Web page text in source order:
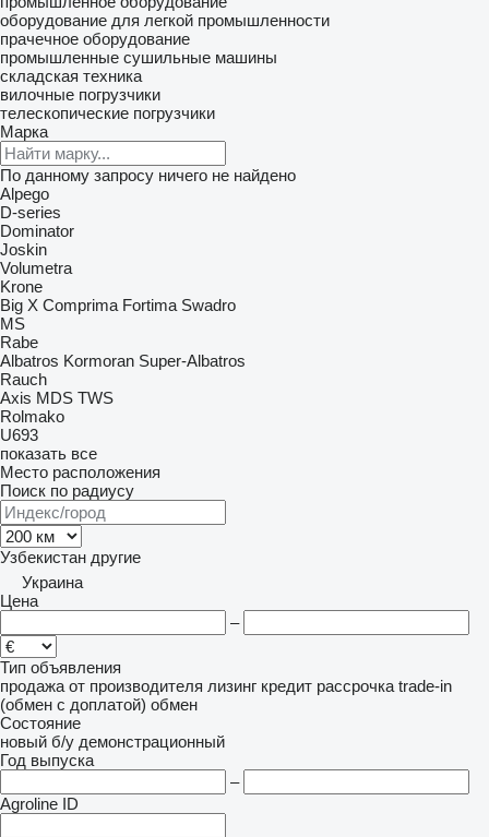
оборудование для легкой промышленности
прачечное оборудование
промышленные сушильные машины
складская техника
вилочные погрузчики
телескопические погрузчики
Марка
По данному запросу ничего не найдено
Alpego
D-series
Dominator
Joskin
Volumetra
Krone
Big X Comprima Fortima Swadro
MS
Rabe
Albatros Kormoran Super-Albatros
Rauch
Axis MDS TWS
Rolmako
U693
показать все
Место расположения
Поиск по радиусу
Узбекистан другие
Украина
Цена
–
Тип объявления
продажа от производителя лизинг кредит рассрочка trade-in
(обмен с доплатой) обмен
Состояние
новый б/у демонстрационный
Год выпуска
–
Agroline ID